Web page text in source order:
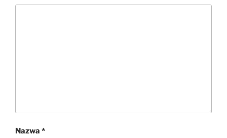
Nazwa *